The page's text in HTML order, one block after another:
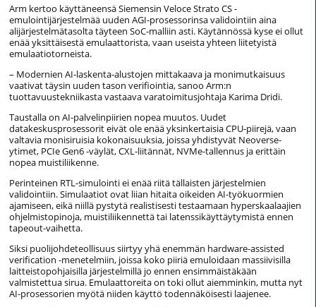
Arm kertoo käyttäneensä Siemensin Veloce Strato CS -
emulointijärjestelmää uuden AGI-prosessorinsa validointiin aina
alijärjestelmätasolta täyteen SoC-malliin asti. Käytännössä kyse ei ollut
enää yksittäisestä emulaattorista, vaan useista yhteen liitetyistä
emulaatiotorneista.
– Modernien AI-laskenta-alustojen mittakaava ja monimutkaisuus
vaativat täysin uuden tason verifiointia, sanoo Arm:n
tuottavuustekniikasta vastaava varatoimitusjohtaja Karima Dridi.
Taustalla on AI-palvelinpiirien nopea muutos. Uudet
datakeskusprosessorit eivät ole enää yksinkertaisia CPU-piirejä, vaan
valtavia monisiruisia kokonaisuuksia, joissa yhdistyvät Neoverse-
ytimet, PCIe Gen6 -väylät, CXL-liitännät, NVMe-tallennus ja erittäin
nopea muistiliikenne.
Perinteinen RTL-simulointi ei enää riitä tällaisten järjestelmien
validointiin. Simulaatiot ovat liian hitaita oikeiden AI-työkuormien
ajamiseen, eikä niillä pystytä realistisesti testaamaan hyperskaalaajien
ohjelmistopinoja, muistiliikennettä tai latenssikäyttäytymistä ennen
tapeout-vaihetta.
Siksi puolijohdeteollisuus siirtyy yhä enemmän hardware-assisted
verification -menetelmiin, joissa koko piiriä emuloidaan massiivisilla
laitteistopohjaisilla järjestelmillä jo ennen ensimmäistäkään
valmistettua sirua. Emulaattoreita on toki ollut aiemminkin, mutta nyt
AI-prosessorien myötä niiden käyttö todennäköisesti laajenee.